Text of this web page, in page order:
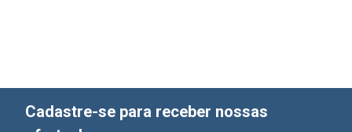
Cadastre-se para receber nossas